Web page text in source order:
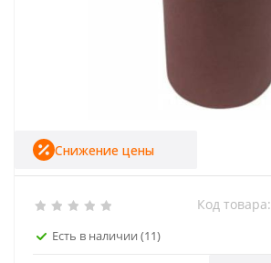
Есть в наличии (11)
Код товара:
Снижение цены